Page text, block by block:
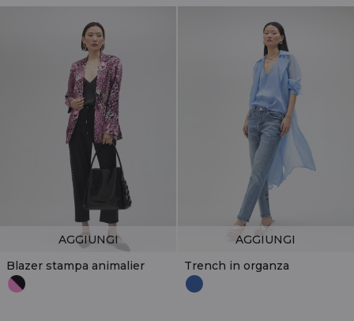
Blazer stampa animalier
AGGIUNGI
Trench in organza
AGGIUNGI